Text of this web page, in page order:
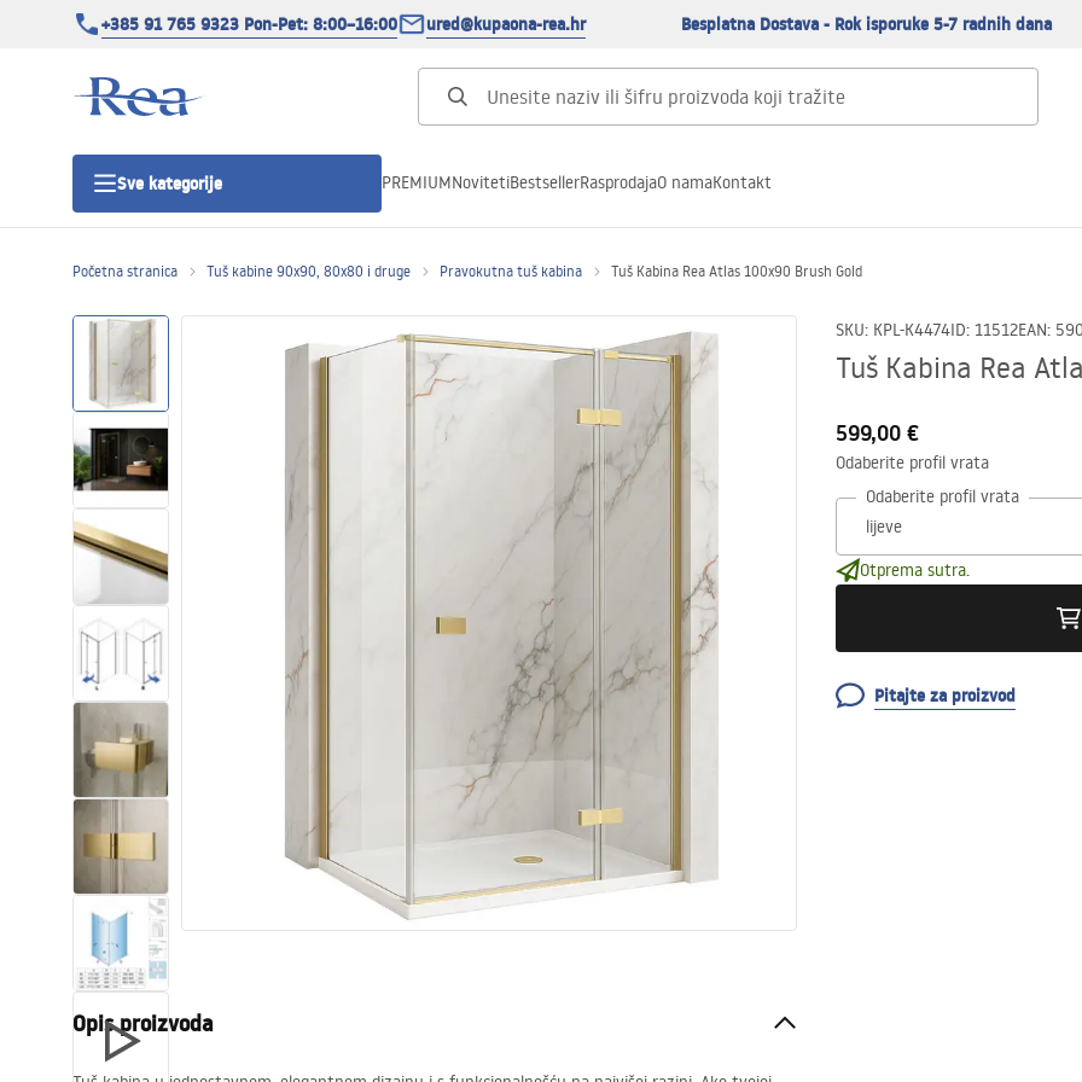
+385 91 765 9323 Pon-Pet: 8:00–16:00 ured@kupaona-rea.hr Besplatna Dostava - Rok isporuke 5-7 radnih dana
Sve kategorije
Tuš vrata
Tuš kade
Tuš Kanalice
WC školjke
Umivaonici
Kade i paravani
Miješalice, pipe, slavine
Kuhinja
Pribor i kupaonski namještaj
PREMIUMNovitetiBestsellerRasprodajaO namaKontakt
Početna stranica Tuš kabine 90x90, 80x80 i druge Pravokutna tuš kabina Tuš Kabina Rea Atlas 100x90 Brush Gold
SKU: KPL-K4474ID: 11512EAN:
Tuš Kabina Rea
599,00 €
Odaberite profil vrata
Odaberite profil vrata
Otprema sutra.
Pitajte za proizvod
Opis proizvoda